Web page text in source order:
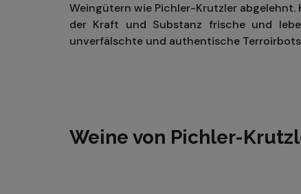
Weingütern wie Pichler-Krutzler abgelehnt.
der Kraft und Substanz frische und
unverfälschte und authentische
Weine von Pichler-